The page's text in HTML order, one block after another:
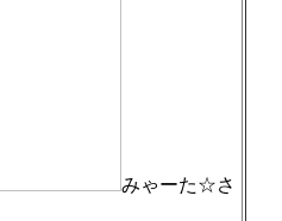
みゃーた☆さ